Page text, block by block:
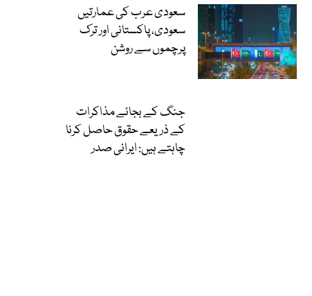
سعودی عرب کی عمارتیں
سعودی، پاکستانی اور ترک
پرچموں سے روشن
جنگ کے بجائے مذاکرات
کے ذریعے حقوق حاصل کرنا
چاہتے ہیں: ایرانی صدر